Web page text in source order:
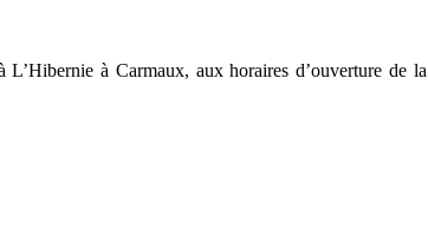
à Carmaux, aux horaires d’ouverture de la